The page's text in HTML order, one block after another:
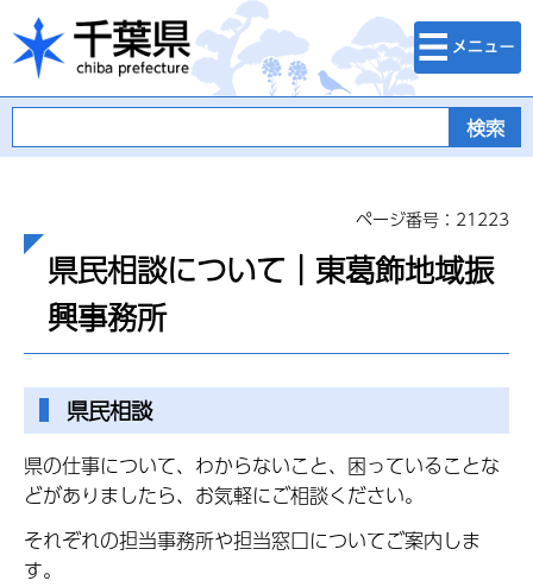
千葉県
検索・メニュ
ー
ページ番号：21223
県民相談について｜東葛飾地域振
興事務所
県民相談
県の仕事について、わからないこと、困っていることな
どがありましたら、お気軽にご相談ください。
それぞれの担当事務所や担当窓口についてご案内しま
す。